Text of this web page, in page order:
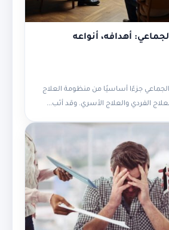
أهدافه، أنواعه
الجماعي جزءًا أساسيًا من منظومة العلاج
الفردي والعلاج الأسري. وقد أثب...